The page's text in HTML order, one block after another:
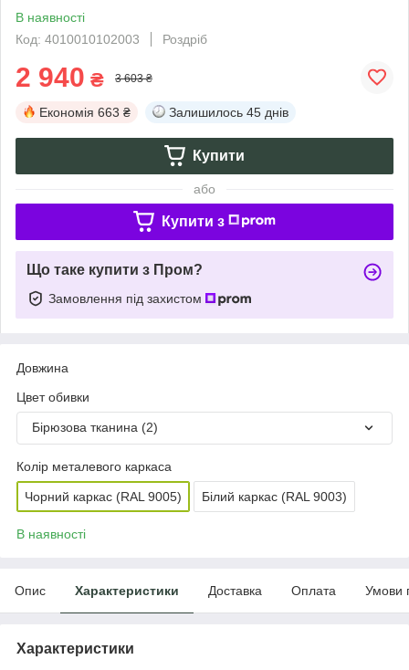
В наявності
Код: 4010010102003
Роздріб
2 940 ₴ 3 603 ₴
Економія 663 ₴ Залишилось 45 днів
Купити
або
Купити з
Що таке купити з Пром?
Замовлення під захистом
Довжина
Цвет обивки
Бірюзова тканина (2)
Колір металевого каркаса
Чорний каркас (RAL 9005) Білий каркас (RAL 9003)
В наявності
Опис Характеристики Доставка Оплата Умови
Характеристики